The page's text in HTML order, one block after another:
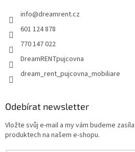
info@dreamrent.cz
601 124 878
770 147 022
DreamRENTpujcovna
dream_rent_pujcovna_mobiliare
Odebírat newsletter
Vložte svůj e-mail a my vám budeme
produktech na našem e-shopu.